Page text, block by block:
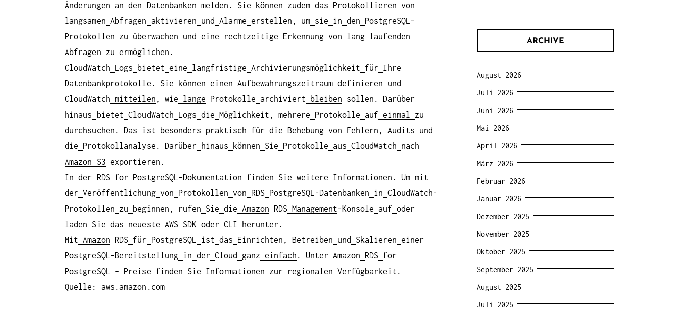
Änderungen
an den Datenbanken melden. Sie können zudem das Protokollieren von
langsamen Abfragen aktivieren und Alarme erstellen, um sie in den
PostgreSQL-
Protokollen
zu überwachen und eine rechtzeitige Erkennung von lang
laufenden
Abfragen
zu ermöglichen.
CloudWatch
Logs bietet eine langfristige Archivierungsmöglichkeit für
Ihre
Datenbankprotokolle. Sie
können einen Aufbewahrungszeitraum definieren
und
CloudWatch mitteilen , wie lange Protokolle archiviert bleiben sollen. Darüber
hinaus
bietet CloudWatch Logs die Möglichkeit, mehrere Protokolle auf einmal
zu
durchsuchen. Das
ist besonders praktisch für die Behebung von Fehlern, Audits
und
die
Protokollanalyse. Darüber hinaus können Sie Protokolle aus CloudWatch
nach
Amazon S3 exportieren.
In der RDS for PostgreSQL-Dokumentation finden Sie weitere Informationen . Um mit
der Veröffentlichung von Protokollen von RDS PostgreSQL-Datenbanken in CloudWatch-
Protokollen
zu beginnen, rufen Sie die Amazon RDS Management-Konsole auf oder
laden
Sie das neueste AWS SDK oder CLI
herunter.
Mit Amazon RDS für PostgreSQL ist das Einrichten, Betreiben und Skalieren einer
PostgreSQL-Bereitstellung in der Cloud ganz einfach . Unter Amazon RDS for
PostgreSQL –
Preise finden Sie Informationen zur regionalen Verfügbarkeit.
Quelle: aws.amazon.com
ARCHIVE
August 2026
Juli 2026
Juni 2026
Mai 2026
April 2026
März 2026
Februar 2026
Januar 2026
Dezember 2025
November 2025
Oktober 2025
September 2025
August 2025
Juli 2025